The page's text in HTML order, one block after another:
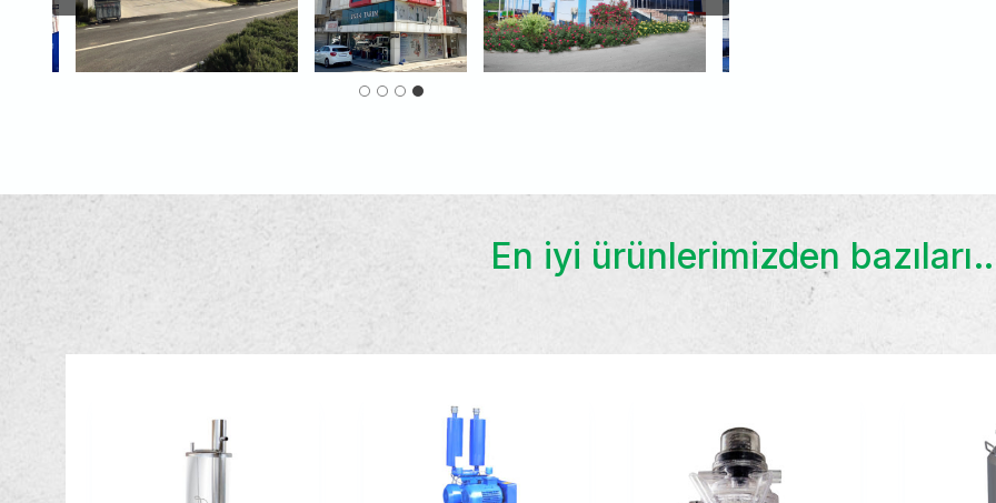
En iyi ürünlerimizden